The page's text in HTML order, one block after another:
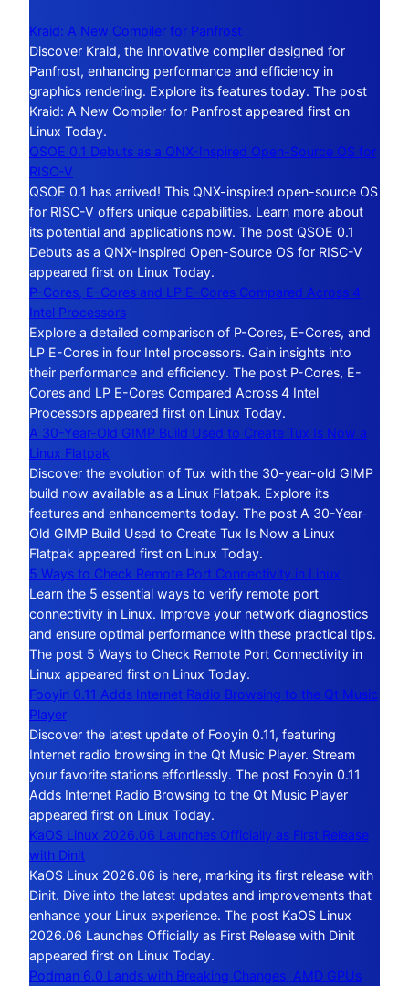
Kraid: A New Compiler for Panfrost
Discover Kraid, the innovative compiler designed for
Panfrost, enhancing performance and efficiency in
graphics rendering. Explore its features today. The post
Kraid: A New Compiler for Panfrost appeared first on
Linux Today.
QSOE 0.1 Debuts as a QNX-Inspired Open-Source OS for
RISC-V
QSOE 0.1 has arrived! This QNX-inspired open-source OS
for RISC-V offers unique capabilities. Learn more about
its potential and applications now. The post QSOE 0.1
Debuts as a QNX-Inspired Open-Source OS for RISC-V
appeared first on Linux Today.
P-Cores, E-Cores and LP E-Cores Compared Across 4
Intel Processors
Explore a detailed comparison of P-Cores, E-Cores, and
LP E-Cores in four Intel processors. Gain insights into
their performance and efficiency. The post P-Cores, E-
Cores and LP E-Cores Compared Across 4 Intel
Processors appeared first on Linux Today.
A 30-Year-Old GIMP Build Used to Create Tux Is Now a
Linux Flatpak
Discover the evolution of Tux with the 30-year-old GIMP
build now available as a Linux Flatpak. Explore its
features and enhancements today. The post A 30-Year-
Old GIMP Build Used to Create Tux Is Now a Linux
Flatpak appeared first on Linux Today.
5 Ways to Check Remote Port Connectivity in Linux
Learn the 5 essential ways to verify remote port
connectivity in Linux. Improve your network diagnostics
and ensure optimal performance with these practical tips.
The post 5 Ways to Check Remote Port Connectivity in
Linux appeared first on Linux Today.
Fooyin 0.11 Adds Internet Radio Browsing to the Qt Music
Player
Discover the latest update of Fooyin 0.11, featuring
Internet radio browsing in the Qt Music Player. Stream
your favorite stations effortlessly. The post Fooyin 0.11
Adds Internet Radio Browsing to the Qt Music Player
appeared first on Linux Today.
KaOS Linux 2026.06 Launches Officially as First Release
with Dinit
KaOS Linux 2026.06 is here, marking its first release with
Dinit. Dive into the latest updates and improvements that
enhance your Linux experience. The post KaOS Linux
2026.06 Launches Officially as First Release with Dinit
appeared first on Linux Today.
Podman 6.0 Lands with Breaking Changes, AMD GPUs